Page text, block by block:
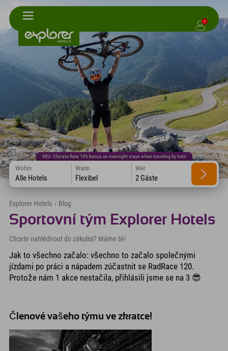
1
NEU: Climate Rate 10% bonus on overnight stays when traveling by train
Wohin
Alle Hotels
Wann
Flexibel
Wer
2 Gäste
Explorer Hotels › Blog
Sportovní tým Explorer Hotels
Chcete nahlédnout do zákulisí? Máme tě!
Jak to všechno začalo: všechno to začalo společnými
jízdami po práci a nápadem zúčastnit se RadRace 120.
Protože nám 1 akce nestačila, přihlásili jsme se na 3 😎
Členové vašeho týmu ve zkratce!